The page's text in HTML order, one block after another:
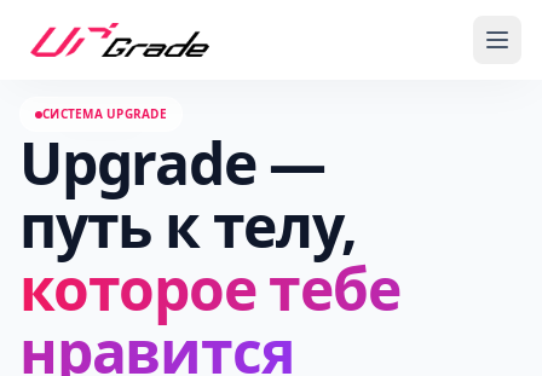
СИСТЕМА UPGRADE
Upgrade —
путь к телу,
которое тебе
нравится